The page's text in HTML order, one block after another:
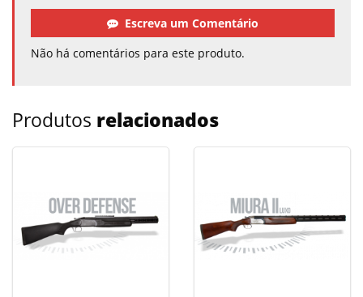
Escreva um Comentário
Não há comentários para este produto.
Produtos relacionados